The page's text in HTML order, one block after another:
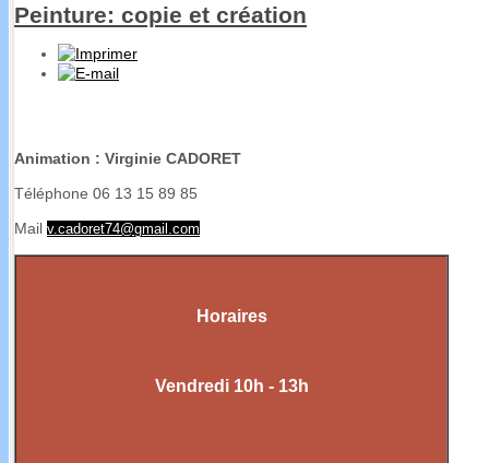
Peinture: copie et création
Animation : Virginie CADORET
Téléphone 06 13 15 89 85
Mail v.cadoret74@gmail.com
Horaires
Vendredi 10h - 13h